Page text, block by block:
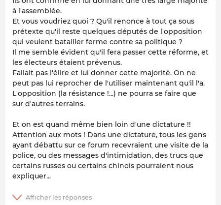
à l'assemblée.
Et vous voudriez quoi ? Qu'il renonce à tout ça sous
prétexte qu'il reste quelques députés de l'opposition
qui veulent batailler ferme contre sa politique ?
Il me semble évident qu'il fera passer cette réforme, et
les électeurs étaient prévenus.
Fallait pas l'élire et lui donner cette majorité. On ne
peut pas lui reprocher de l'utiliser maintenant qu'il l'a.
L'opposition (la résistance !...) ne pourra se faire que
sur d'autres terrains.
Et on est quand même bien loin d'une dictature !!
Attention aux mots ! Dans une dictature, tous les gens
ayant débattu sur ce forum recevraient une visite de la
police, ou des messages d'intimidation, des trucs que
certains russes ou certains chinois pourraient nous
expliquer...